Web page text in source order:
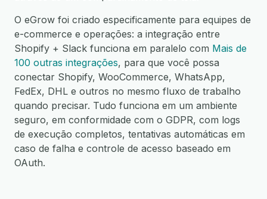
O eGrow foi criado especificamente para equipes de
e-commerce e operações: a integração entre
Shopify + Slack funciona em paralelo com Mais de
100 outras integrações, para que você possa
conectar Shopify, WooCommerce, WhatsApp,
FedEx, DHL e outros no mesmo fluxo de trabalho
quando precisar. Tudo funciona em um ambiente
seguro, em conformidade com o GDPR, com logs
de execução completos, tentativas automáticas em
caso de falha e controle de acesso baseado em
OAuth.